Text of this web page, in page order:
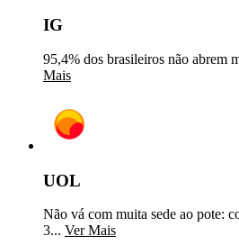
IG
95,4% dos brasileiros não abrem
Mais
UOL
Não vá com muita sede ao pote:
3... Ver Mais